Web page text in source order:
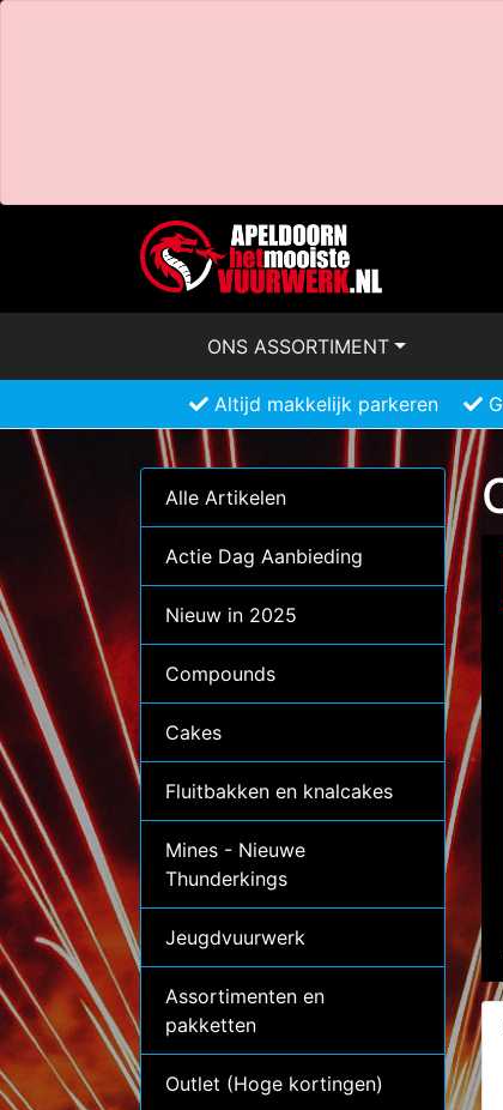
ONS ASSORTIMENT
Altijd makkelijk parkeren
Alle Artikelen
Actie Dag Aanbieding
Nieuw in 2025
Compounds
Cakes
Fluitbakken en knalcakes
Mines - Nieuwe
Thunderkings
Jeugdvuurwerk
Assortimenten en
pakketten
Outlet (Hoge kortingen)